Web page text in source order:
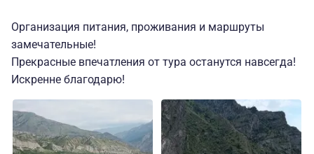
Организация питания, проживания и маршруты
замечательные!
Прекрасные впечатления от тура останутся навсегда!
Искренне благодарю!